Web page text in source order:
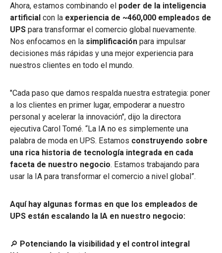
Ahora, estamos combinando el poder de la inteligencia
artificial con la experiencia de ~460,000 empleados de
UPS para transformar el comercio global nuevamente.
Nos enfocamos en la simplificación para impulsar
decisiones más rápidas y una mejor experiencia para
nuestros clientes en todo el mundo.
"Cada paso que damos respalda nuestra estrategia: poner
a los clientes en primer lugar, empoderar a nuestro
personal y acelerar la innovación", dijo la directora
ejecutiva Carol Tomé. “La IA no es simplemente una
palabra de moda en UPS. Estamos construyendo sobre
una rica historia de tecnología integrada en cada
faceta de nuestro negocio. Estamos trabajando para
usar la IA para transformar el comercio a nivel global”.
Aquí hay algunas formas en que los empleados de
UPS están escalando la IA en nuestro negocio:
🔎 Potenciando la visibilidad y el control integral